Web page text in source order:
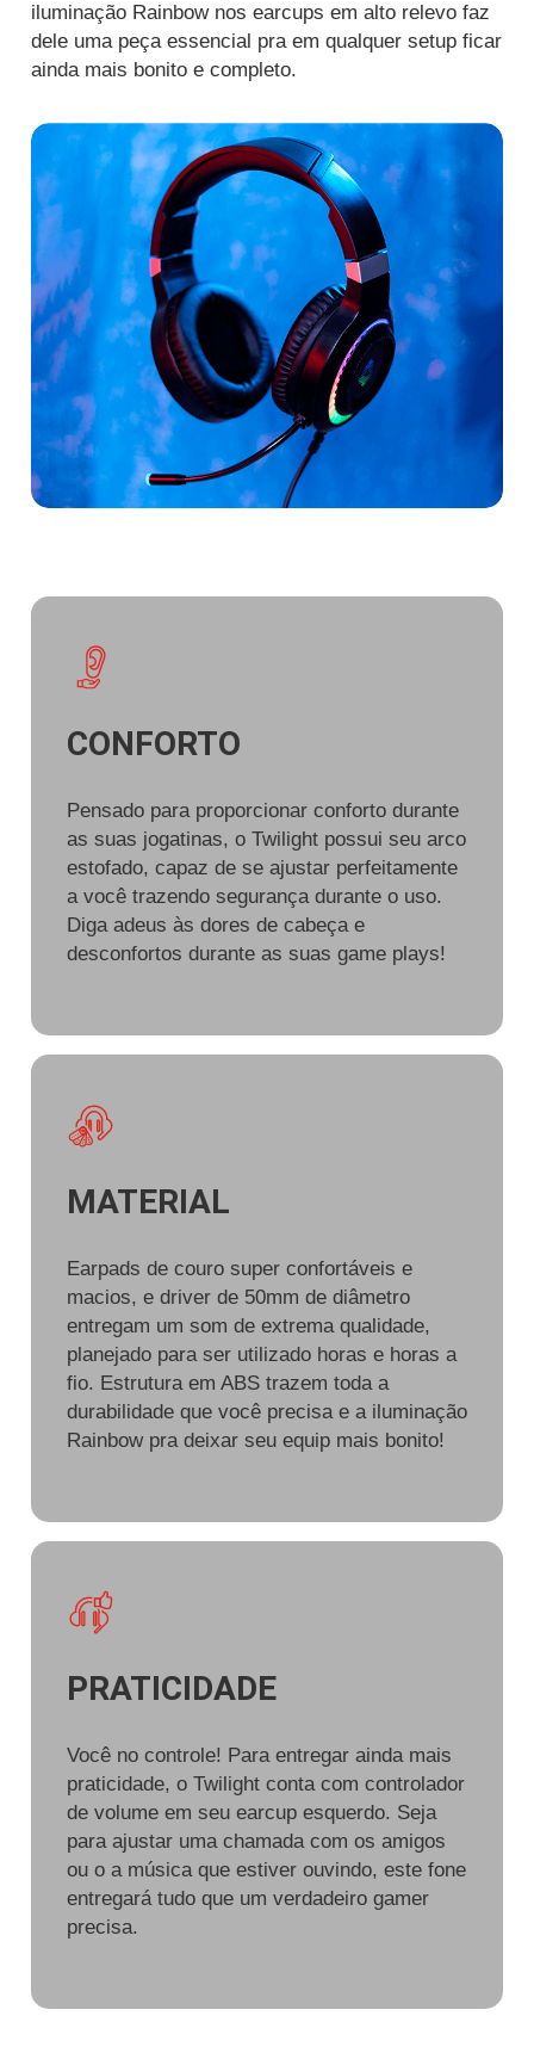
iluminação Rainbow nos earcups em alto relevo faz
dele uma peça essencial pra em qualquer setup ficar
ainda mais bonito e completo.
CONFORTO
Pensado para proporcionar conforto durante
as suas jogatinas, o Twilight possui seu arco
estofado, capaz de se ajustar perfeitamente
a você trazendo segurança durante o uso.
Diga adeus às dores de cabeça e
desconfortos durante as suas game plays!
MATERIAL
Earpads de couro super confortáveis e
macios, e driver de 50mm de diâmetro
entregam um som de extrema qualidade,
planejado para ser utilizado horas e horas a
fio. Estrutura em ABS trazem toda a
durabilidade que você precisa e a iluminação
Rainbow pra deixar seu equip mais bonito!
PRATICIDADE
Você no controle! Para entregar ainda mais
praticidade, o Twilight conta com controlador
de volume em seu earcup esquerdo. Seja
para ajustar uma chamada com os amigos
ou o a música que estiver ouvindo, este fone
entregará tudo que um verdadeiro gamer
precisa.